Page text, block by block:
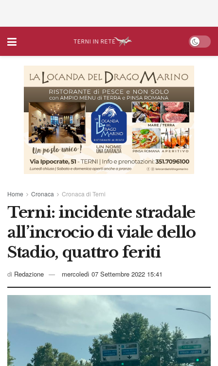
Home Cronaca Cronaca di Terni
Terni: incidente stradale
all’incrocio di viale dello
Stadio, quattro feriti
di Redazione mercoledì 07 Settembre 2022 15:41